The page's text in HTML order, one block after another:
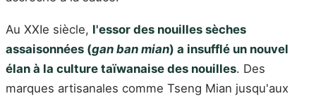
Au XXIe siècle, l'essor des nouilles sèches
assaisonnées (gan ban mian) a insufflé un nouvel
élan à la culture taïwanaise des nouilles. Des
marques artisanales comme Tseng Mian jusqu'aux